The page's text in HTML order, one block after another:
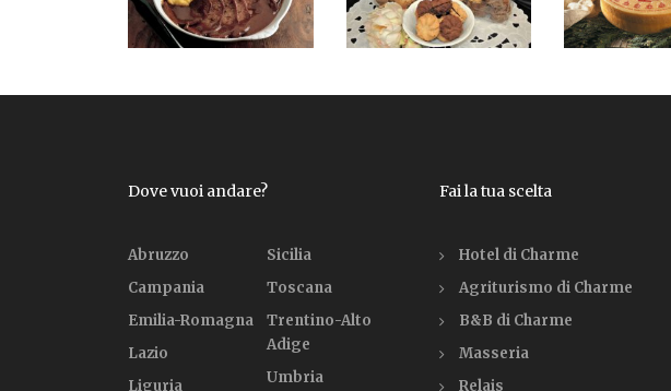
Dove vuoi andare?
Abruzzo
Campania
Emilia-Romagna
Lazio
Liguria
Sicilia
Toscana
Trentino-Alto
Adige
Umbria
Fai la tua scelta
Hotel di Charme
Agriturismo di Charme
B&B di Charme
Masseria
Relais